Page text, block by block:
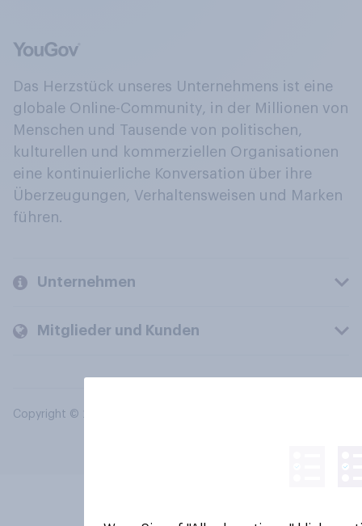
Das Herzstück unseres Unternehmens ist eine
globale Online-Community, in der Millionen von
Menschen und Tausende von politischen,
kulturellen und kommerziellen Organisationen
eine kontinuierliche Konversation über ihre
Überzeugungen, Verhaltensweisen und Marken
führen.
Unternehmen
Mitglieder und Kunden
Copyright © 2026 YouGov PLC. Alle Rechte vorbehalten.